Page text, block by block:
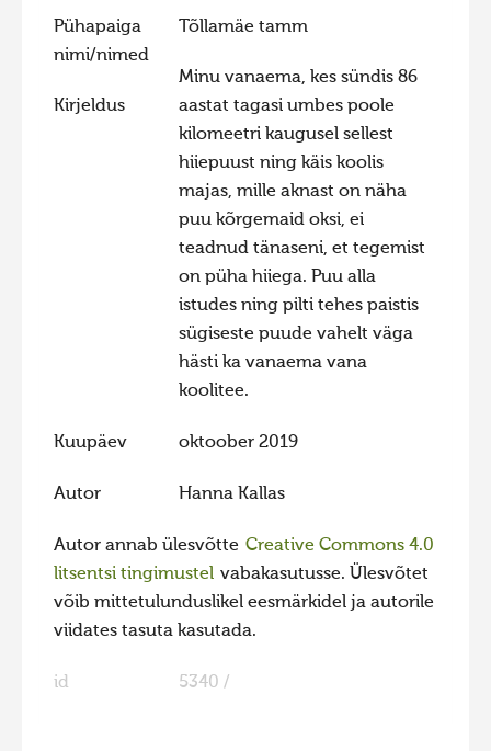
Liikuvad kuvad 2023
Hiite kuvavõistlus 2022
Hiite kuvavõistlus 2022 lisa
Liikuvad kuvad 2022
Hiite kuvavõistlus 2021
Hiite kuvavõistlus 2021 lisa
Liikuvad kuvad 2021
Hiite kuvavõistlus 2020
Hiite kuvavõistlus 2020 lisa
Liikuvad kuvad 2020
Hiite kuvavõistlus 2018
Hiite kuvavõistlus 2014
Hiite kuvavõistlus 2013
Hiite kuvavõistlus 2012
Pühapaiga
nimi/nimed
Tõllamäe tamm
Kirjeldus
Minu vanaema, kes sündis 86
aastat tagasi umbes poole
kilomeetri kaugusel sellest
hiiepuust ning käis koolis
majas, mille aknast on näha
puu kõrgemaid oksi, ei
teadnud tänaseni, et tegemist
on püha hiiega. Puu alla
istudes ning pilti tehes paistis
sügiseste puude vahelt väga
hästi ka vanaema vana
koolitee.
Kuupäev oktoober 2019
Autor Hanna Kallas
Autor annab ülesvõtte Creative Commons 4.0
litsentsi tingimustel vabakasutusse. Ülesvõtet
võib mittetulunduslikel eesmärkidel ja autorile
viidates tasuta kasutada.
id 5340 /